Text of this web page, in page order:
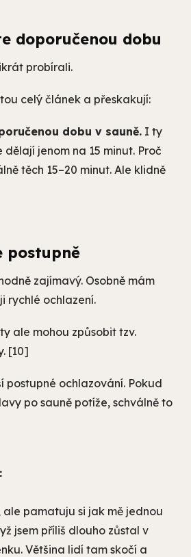
doporučenou dobu
probírali.
celý článek a přeskakují:
dobu v sauně. I ty
jenom na 15 minut. Proč
těch 15–20 minut. Ale klidně
postupně
zajímavý. Osobně mám
rychlé ochlazení.
ale mohou způsobit tzv.
[10]
postupné ochlazování. Pokud
po sauně potíže, schválně to
ale pamatuju si jak mě jednou
jsem příliš dlouho zůstal v
Většina lidí tam skočí a